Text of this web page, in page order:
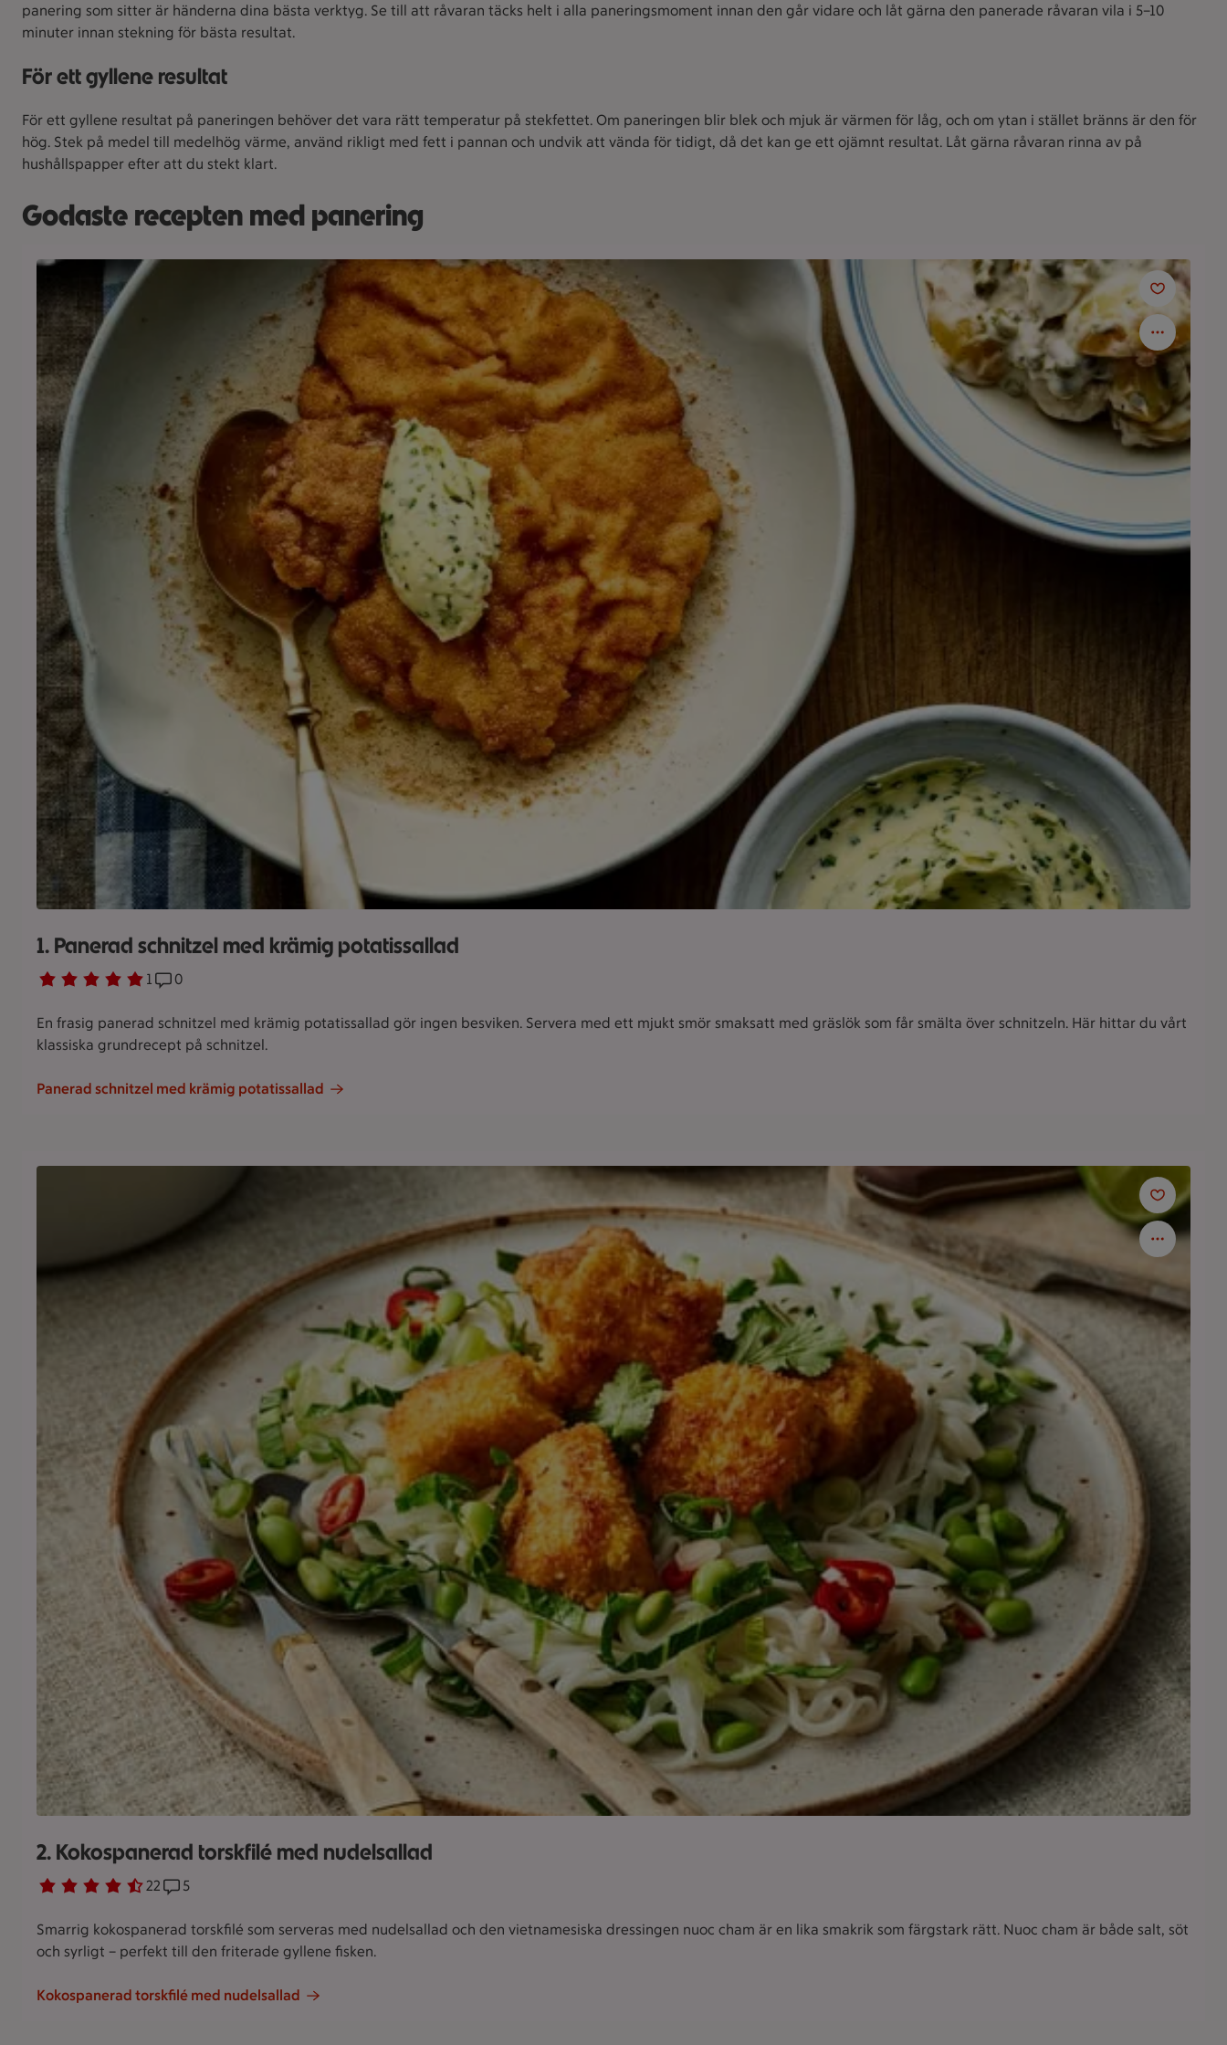
panering som sitter är händerna dina bästa verktyg. Se till att råvaran täcks helt i alla paneringsmoment innan den går vidare och låt gärna den panerade råvaran vila i 5–10
minuter innan stekning för bästa resultat.
För ett gyllene resultat
För ett gyllene resultat på paneringen behöver det vara rätt temperatur på stekfettet. Om paneringen blir blek och mjuk är värmen för låg, och om ytan i stället bränns är den för
hög. Stek på medel till medelhög värme, använd rikligt med fett i pannan och undvik att vända för tidigt, då det kan ge ett ojämnt resultat. Låt gärna råvaran rinna av på
hushållspapper efter att du stekt klart.
Godaste recepten med panering
1. Panerad schnitzel med krämig potatissallad
Betyg 5 av 5. 1
1 personer har röstatReceptet har 0 kommentarer
0
En frasig panerad schnitzel med krämig potatissallad gör ingen besviken. Servera med ett mjukt smör smaksatt med gräslök som får smälta över schnitzeln. Här hittar du vårt
klassiska grundrecept på schnitzel.
Panerad schnitzel med krämig potatissallad
2. Kokospanerad torskfilé med nudelsallad
Betyg 4.6 av 5. 22
22 personer har röstatReceptet har 5 kommentarer
5
Smarrig kokospanerad torskfilé som serveras med nudelsallad och den vietnamesiska dressingen nuoc cham är en lika smakrik som färgstark rätt. Nuoc cham är både salt, söt
och syrligt – perfekt till den friterade gyllene fisken.
Kokospanerad torskfilé med nudelsallad